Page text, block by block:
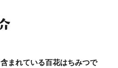
まれている百花はちみつで